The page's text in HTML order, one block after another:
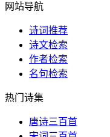
网站导航
诗词推荐
诗文检索
作者检索
名句检索
热门诗集
唐诗三百首